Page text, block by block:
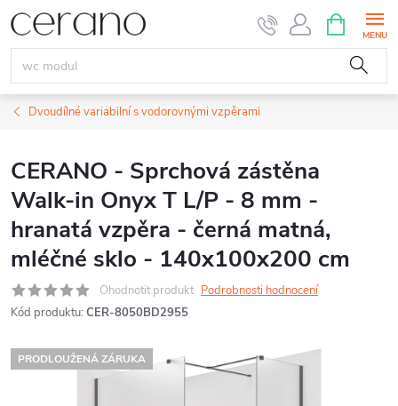
Přejít
na
obsah
NÁKUPNÍ
KOŠÍK
Dvoudílné variabilní s vodorovnými vzpěrami
CERANO - Sprchová zástěna
Walk-in Onyx T L/P - 8 mm -
hranatá vzpěra - černá matná,
mléčné sklo - 140x100x200 cm
Ohodnotit produkt Podrobnosti hodnocení
Kód produktu: CER-8050BD2955
PRODLOUŽENÁ ZÁRUKA